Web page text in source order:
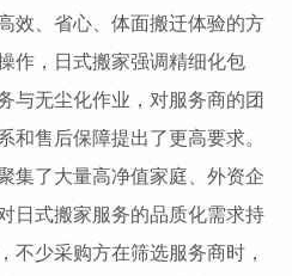
效、省心、体面搬迁体验的方
作，日式搬家强调精细化包
与无尘化作业，对服务商的团
和售后保障提出了更高要求。
集了大量高净值家庭、外资企
日式搬家服务的品质化需求持
不少采购方在筛选服务商时，